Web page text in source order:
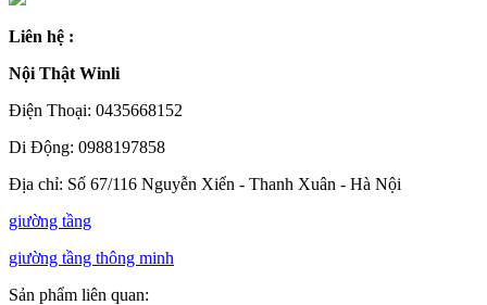
Liên hệ :
Nội Thật Winli
Điện Thoại: 0435668152
Di Động: 0988197858
Địa chỉ: Số 67/116 Nguyễn Xiển - Thanh Xuân - Hà Nội
giường tầng
giường tầng thông minh
Sản phẩm liên quan: